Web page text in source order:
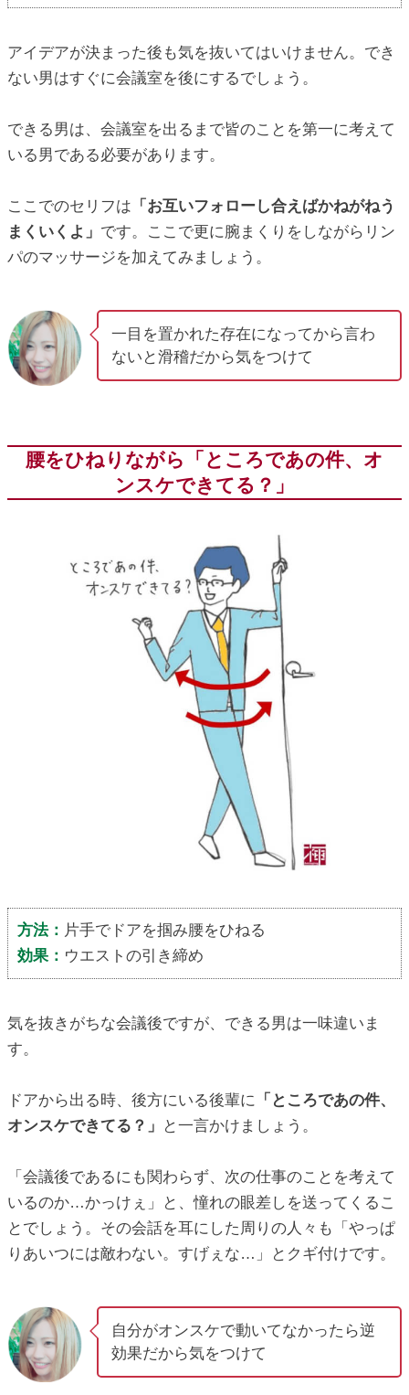
アイデアが決まった後も気を抜いてはいけません。でき
ない男はすぐに会議室を後にするでしょう。
できる男は、会議室を出るまで皆のことを第一に考えて
いる男である必要があります。
ここでのセリフは 「お互いフォローし合えばかねがねう
まくいくよ」 です。ここで更に腕まくりをしながらリン
パのマッサージを加えてみましょう。
一目を置かれた存在になってから言わ
ないと滑稽だから気をつけて
腰をひねりながら「ところであの件、オ
ンスケできてる？」
方法： 片手でドアを掴み腰をひねる
効果： ウエストの引き締め
気を抜きがちな会議後ですが、できる男は一味違いま
す。
ドアから出る時、後方にいる後輩に 「ところであの件、
オンスケできてる？」
と一言かけましょう。
「会議後であるにも関わらず、次の仕事のことを考えて
いるのか…かっけぇ」と、憧れの眼差しを送ってくるこ
とでしょう。その会話を耳にした周りの人々も「やっぱ
りあいつには敵わない。すげぇな…」とクギ付けです。
自分がオンスケで動いてなかったら逆
効果だから気をつけて